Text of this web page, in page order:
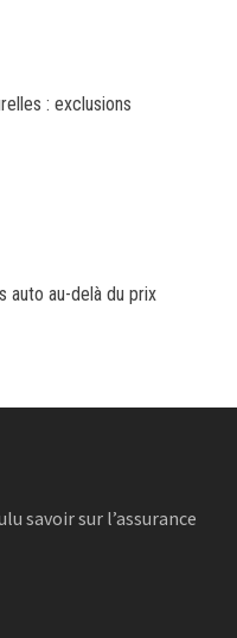
: exclusions
auto au-delà du prix
savoir sur l’assurance